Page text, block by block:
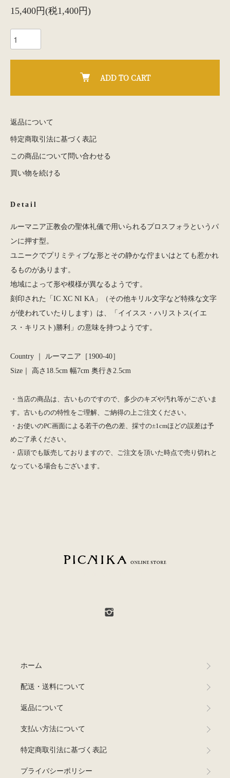
15,400円(税1,400円)
ADD TO CART
返品について
特定商取引法に基づく表記
この商品について問い合わせる
買い物を続ける
Detail
ルーマニア正教会の聖体礼儀で用いられるプロスフォラというパ
ンに押す型。
ユニークでプリミティブな形とその静かな佇まいはとても惹かれ
るものがあります。
地域によって形や模様が異なるようです。
刻印された「IC XC NI KA」（その他キリル文字など特殊な文字
が使われていたりします）は、「イイスス・ハリストス(イエ
ス・キリスト)勝利」の意味を持つようです。
Country ｜ ルーマニア［1900-40］
Size｜ 高さ18.5cm 幅7cm 奥行き2.5cm
・当店の商品は、古いものですので、多少のキズや汚れ等がございま
す。古いものの特性をご理解、ご納得の上ご注文ください。
・お使いのPC画面による若干の色の差、採寸の±1cmほどの誤差は予
めご了承ください。
・店頭でも販売しておりますので、ご注文を頂いた時点で売り切れと
なっている場合もございます。
ホーム
配送・送料について
返品について
支払い方法について
特定商取引法に基づく表記
プライバシーポリシー